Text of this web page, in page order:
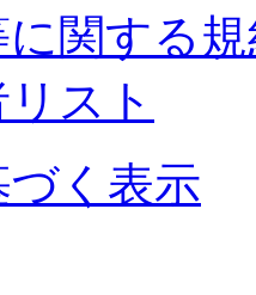
関する
スト
く表示